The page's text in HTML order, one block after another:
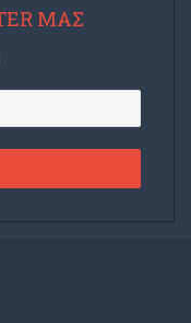
ΜΑΣ